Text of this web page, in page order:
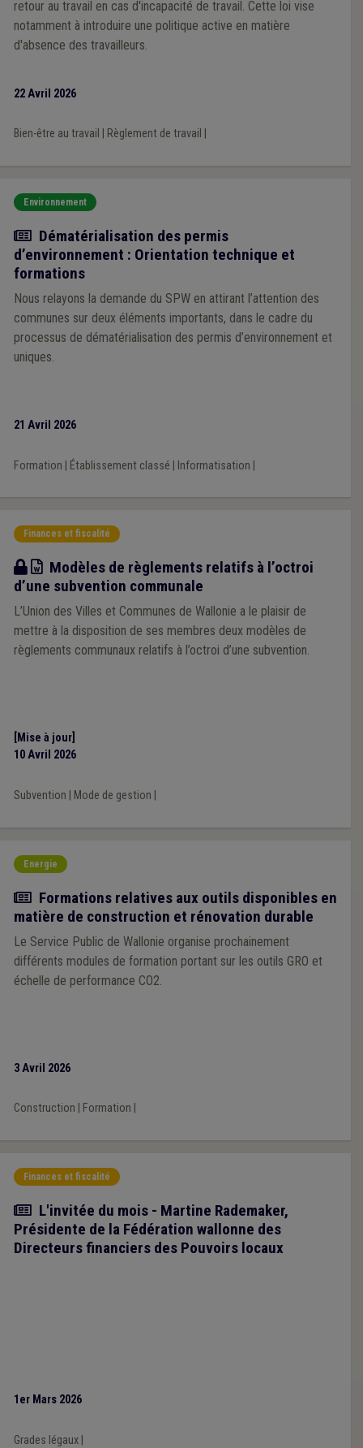
retour au travail en cas d'incapacité de travail. Cette loi vise
notamment à introduire une politique active en matière
d'absence des travailleurs.
22 Avril 2026
Bien-être au travail Règlement de travail
Environnement
Actualité
Dématérialisation des permis
d’environnement : Orientation technique et
formations
Nous relayons la demande du SPW en attirant l’attention des
communes sur deux éléments importants, dans le cadre du
processus de dématérialisation des permis d’environnement et
uniques.
21 Avril 2026
Formation Établissement classé Informatisation
Finances et fiscalité
Modèle
Modèles de règlements relatifs à l’octroi
d’une subvention communale
L’Union des Villes et Communes de Wallonie a le plaisir de
mettre à la disposition de ses membres deux modèles de
règlements communaux relatifs à l’octroi d’une subvention.
[Mise à jour]
10 Avril 2026
Subvention Mode de gestion
Energie
Actualité
Formations relatives aux outils disponibles en
matière de construction et rénovation durable
Le Service Public de Wallonie organise prochainement
différents modules de formation portant sur les outils GRO et
échelle de performance CO2.
3 Avril 2026
Construction Formation
Finances et fiscalité
Article
L'invitée du mois - Martine Rademaker,
Présidente de la Fédération wallonne des
Directeurs financiers des Pouvoirs locaux
1er Mars 2026
Grades légaux|